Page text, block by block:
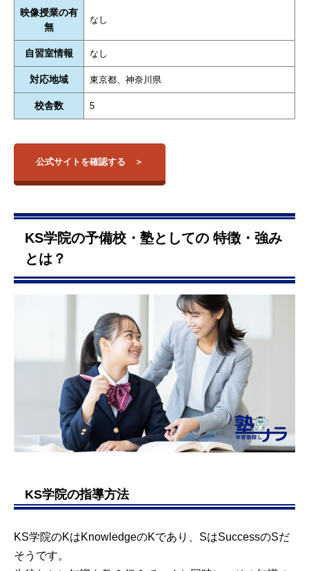
映像授業の有
無
なし
自習室情報 なし
対応地域 東京都、神奈川県
校舎数 5
公式サイトを確認する
KS学院の予備校・塾としての 特徴・強み
とは？
KS学院の指導方法
KS学院のKはKnowledgeのKであり、SはSuccessのSだ
そうです。